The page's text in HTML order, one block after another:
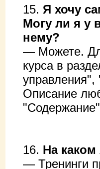
15. Я хочу
Могу ли я у
нему?
— Можете.
курса в
Описание
16. На каком
— Тренинги